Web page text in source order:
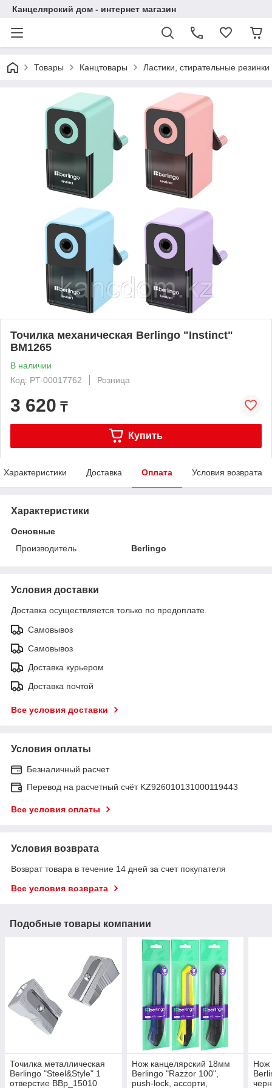
Канцелярский дом - интернет магазин
Товары Канцтовары Ластики, стирательные резинки
Точилка механическая Berlingo "Instinct"
BM1265
В наличии
Код: PT-00017762
Розница
3 620 ₸
Купить
Характеристики Доставка Оплата Условия возврата
Характеристики
Основные
Производитель
Berlingo
Условия доставки
Доставка осуществляется только по предоплате.
Самовывоз
Самовывоз
Доставка курьером
Доставка почтой
Все условия доставки
Условия оплаты
Безналичный расчет
Перевод на расчетный счёт KZ926010131000119443
Все условия оплаты
Условия возврата
Возврат товара в течение 14 дней за счет покупателя
Все условия возврата
Подобные товары компании
Точилка металлическая
Berlingo "Steel&Style" 1
отверстие BBp_15010
Нож канцелярский 18мм
Berlingo "Razzor 100",
push-lock, ассорти,
Нож